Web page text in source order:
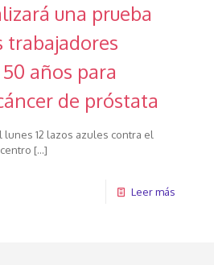
una prueba
trabajadores
años para
de próstata
lunes 12 lazos azules contra el
[…]
Leer más